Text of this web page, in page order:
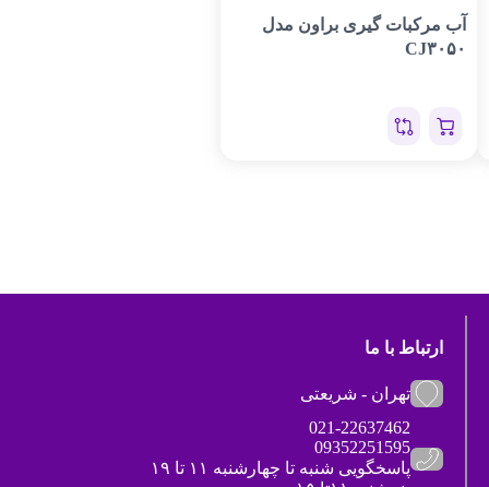
آب مرکبات گیری براون مدل
CJ۳۰۵۰
ارتباط با ما
تهران - شریعتی
021-22637462
09352251595
پاسخگویی شنبه تا چهارشنبه ۱۱ تا ۱۹